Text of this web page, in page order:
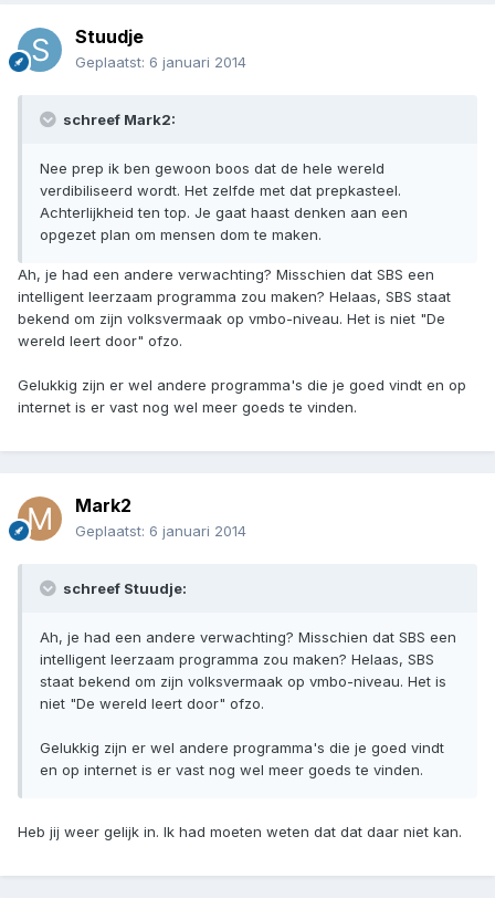
Stuudje
Geplaatst: 6 januari 2014
schreef Mark2:
Nee prep ik ben gewoon boos dat de hele wereld
verdibiliseerd wordt. Het zelfde met dat prepkasteel.
Achterlijkheid ten top. Je gaat haast denken aan een
opgezet plan om mensen dom te maken.
Ah, je had een andere verwachting? Misschien dat SBS een
intelligent leerzaam programma zou maken? Helaas, SBS staat
bekend om zijn volksvermaak op vmbo-niveau. Het is niet "De
wereld leert door" ofzo.
Gelukkig zijn er wel andere programma's die je goed vindt en op
internet is er vast nog wel meer goeds te vinden.
Mark2
Geplaatst: 6 januari 2014
schreef Stuudje:
Ah, je had een andere verwachting? Misschien dat SBS een
intelligent leerzaam programma zou maken? Helaas, SBS
staat bekend om zijn volksvermaak op vmbo-niveau. Het is
niet "De wereld leert door" ofzo.
Gelukkig zijn er wel andere programma's die je goed vindt
en op internet is er vast nog wel meer goeds te vinden.
Heb jij weer gelijk in. Ik had moeten weten dat dat daar niet kan.